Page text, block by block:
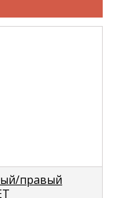
правый